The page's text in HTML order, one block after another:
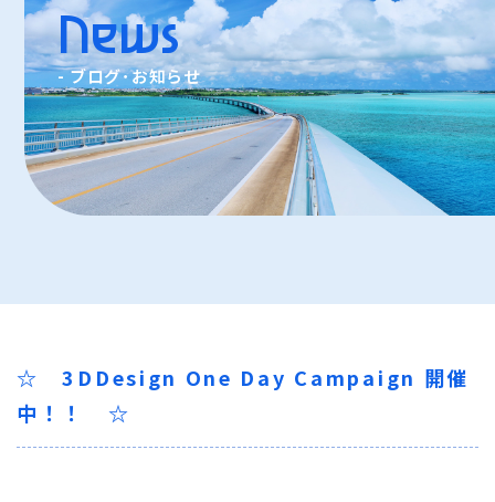
News
- ブログ･お知らせ
☆ 3DDesign One Day Campaign 開催
中！！ ☆